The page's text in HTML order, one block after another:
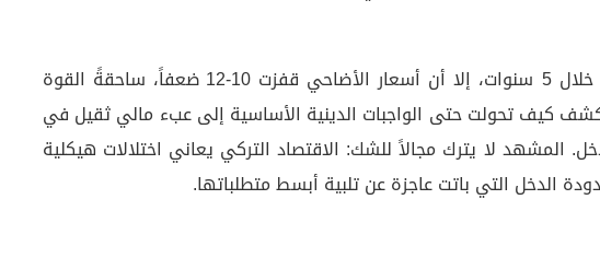
رغم أن الأجر الأدنى زاد 8 أضعاف خلال 5 سنوات، إلا أن أسعار الأضاحي قفزت 10-12 ضعفاً، ساحقةً القوة
كيف تحولت حتى الواجبات الدينية الأساسية إلى عبء مالي ثقيل في
المشهد لا يترك مجالاً للشك: الاقتصاد التركي يعاني اختلالات هيكلية
الدخل التي باتت عاجزة عن تلبية أبسط متطلباتها.